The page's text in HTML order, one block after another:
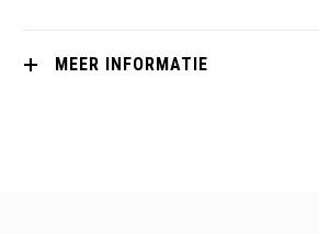
MEER INFORMATIE